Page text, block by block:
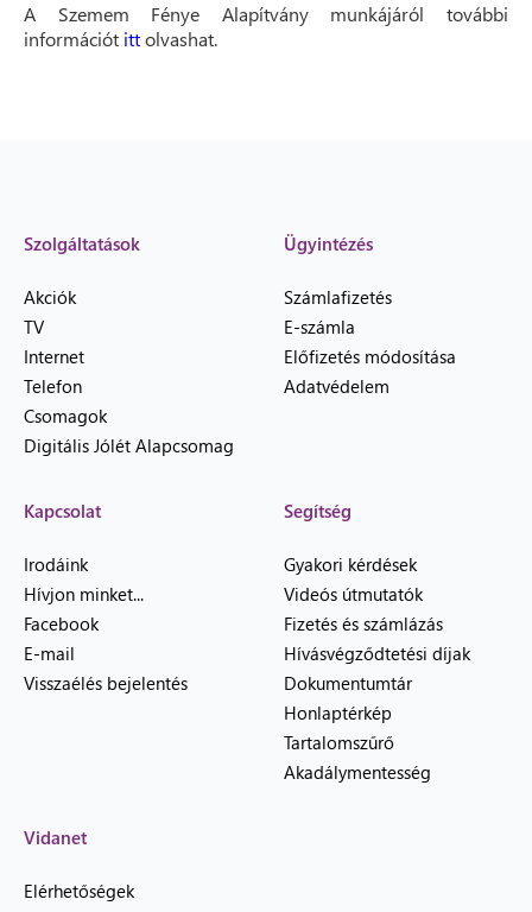
A Szemem Fénye Alapítvány munkájáról további
információt ittolvashat.
Szolgáltatások
Akciók
TV
Internet
Telefon
Csomagok
Digitális Jólét Alapcsomag
Ügyintézés
Számlafizetés
E-számla
Előfizetés módosítása
Adatvédelem
Kapcsolat
Irodáink
Hívjon minket...
Facebook
E-mail
Visszaélés bejelentés
Segítség
Gyakori kérdések
Videós útmutatók
Fizetés és számlázás
Hívásvégződtetési díjak
Dokumentumtár
Honlaptérkép
Tartalomszűrő
Akadálymentesség
Vidanet
Elérhetőségek